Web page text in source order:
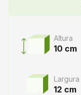
Altura
10 cm
Largura
12 cm